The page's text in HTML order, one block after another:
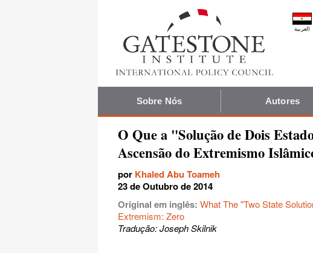
العربية
Sobre Nós Autores
O Que a "Solução de Dois
Ascensão do Extremismo
por Khaled Abu Toameh
23 de Outubro de 2014
Original em inglês: What The "Two State
Extremism: Zero
Tradução: Joseph Skilnik